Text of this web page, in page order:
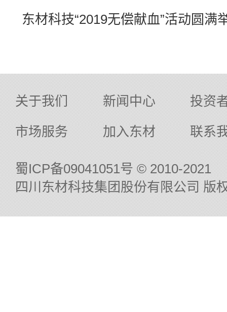
东材科技“2019无偿献血”活动圆满
关于我们 新闻中心
投资
市场服务
加入东材 联系
蜀ICP备09041051号 © 2010-2021
四川东材科技集团股份有限公司 版